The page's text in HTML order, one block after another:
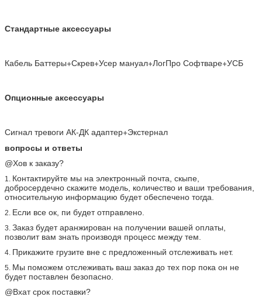
Стандартные аксессуары
Кабель Баттеры+Скрев+Усер мануал+ЛогПро Софтваре+УСБ
Опционные аксессуары
Сигнал тревоги АК-ДК адаптер+Экстернал
вопросы и ответы
@Хов к заказу?
1. Контактируйте мы на электронный почта, скыпе,
добросердечно скажите модель, количество и ваши требования,
относительную информацию будет обеспечено тогда.
2. Если все ок, пи будет отправлено.
3. Заказ будет аранжирован на получении вашей оплаты,
позволит вам знать производя процесс между тем.
4. Прикажите грузите вне с предложенный отслеживать нет.
5. Мы поможем отслеживать ваш заказ до тех пор пока он не
будет поставлен безопасно.
@Вхат срок поставки?